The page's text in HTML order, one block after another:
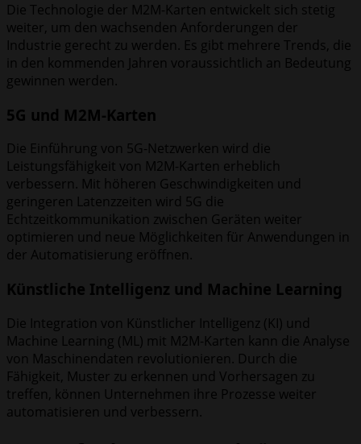
Die Technologie der M2M-Karten entwickelt sich stetig
weiter, um den wachsenden Anforderungen der
Industrie gerecht zu werden. Es gibt mehrere Trends, die
in den kommenden Jahren voraussichtlich an Bedeutung
gewinnen werden.
5G und M2M-Karten
Die Einführung von 5G-Netzwerken wird die
Leistungsfähigkeit von M2M-Karten erheblich
verbessern. Mit höheren Geschwindigkeiten und
geringeren Latenzzeiten wird 5G die
Echtzeitkommunikation zwischen Geräten weiter
optimieren und neue Möglichkeiten für Anwendungen in
der Automatisierung eröffnen.
Künstliche Intelligenz und Machine Learning
Die Integration von Künstlicher Intelligenz (KI) und
Machine Learning (ML) mit M2M-Karten kann die Analyse
von Maschinendaten revolutionieren. Durch die
Fähigkeit, Muster zu erkennen und Vorhersagen zu
treffen, können Unternehmen ihre Prozesse weiter
automatisieren und verbessern.